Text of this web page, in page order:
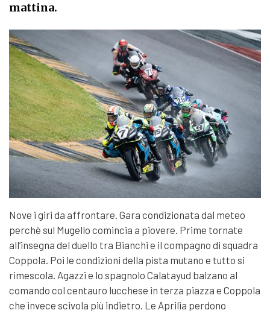
mattina.
Nove i giri da affrontare. Gara condizionata dal meteo
perchè sul Mugello comincia a piovere. Prime tornate
all’insegna del duello tra Bianchi e il compagno di squadra
Coppola. Poi le condizioni della pista mutano e tutto si
rimescola. Agazzi e lo spagnolo Calatayud balzano al
comando col centauro lucchese in terza piazza e Coppola
che invece scivola più indietro. Le Aprilia perdono